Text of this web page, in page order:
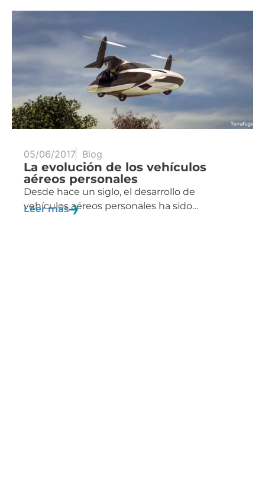
05/06/2017 Blog
La evolución de los vehículos
aéreos personales
Desde hace un siglo, el desarrollo de
vehículos aéreos personales ha sido…
Leer más